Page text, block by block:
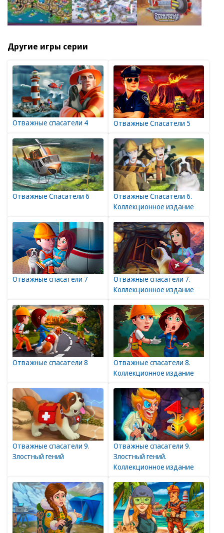
Другие игры серии
Отважные спасатели 4 Отважные Спасатели 5
Отважные Спасатели 6
Отважные Спасатели 6.
Коллекционное издание
Отважные спасатели 7
Отважные спасатели 7.
Коллекционное издание
Отважные спасатели 8
Отважные спасатели 8.
Коллекционное издание
Отважные спасатели 9.
Злостный гений
Отважные спасатели 9.
Злостный гений.
Коллекционное издание